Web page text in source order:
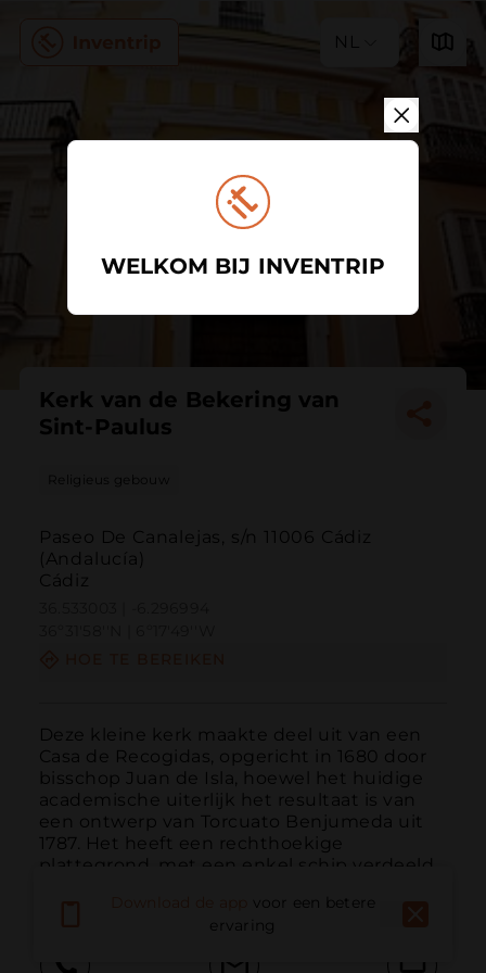
NL
Kerk van de Bekering van
Sint-Paulus
Religieus gebouw
Paseo De Canalejas, s/n 11006 Cádiz
(Andalucía)
Cádiz
Deze kleine kerk maakte deel uit van een
Casa de Recogidas, opgericht in 1680 door
bisschop Juan de Isla, hoewel het huidige
academische uiterlijk het resultaat is van
een ontwerp van Torcuato Benjumeda uit
1787. Het heeft een rechthoekige
plattegrond, met een enkel schip verdeeld
voor een betere
ervaring
WELKOM BIJ INVENTRIP